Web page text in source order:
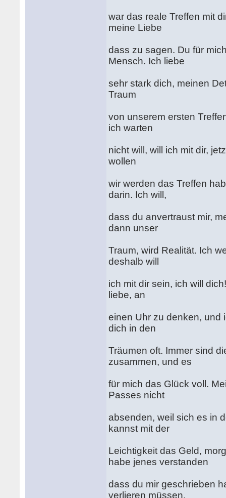
war das reale Treffen mit
meine Liebe
dass zu sagen. Du für
Mensch. Ich liebe
sehr stark dich, meinen
Traum
von unserem ersten
ich warten
nicht will, will ich mit dir,
wollen
wir werden das Treffen
darin. Ich will,
dass du anvertraust mir,
dann unser
Traum, wird Realität. Ich
deshalb will
ich mit dir sein, ich will
liebe, an
einen Uhr zu denken, und
dich in den
Träumen oft. Immer sind
zusammen, und es
für mich das Glück voll.
Passes nicht
absenden, weil sich es in
kannst mit der
Leichtigkeit das Geld,
habe jenes verstanden
dass du mir geschrieben
verlieren müssen.